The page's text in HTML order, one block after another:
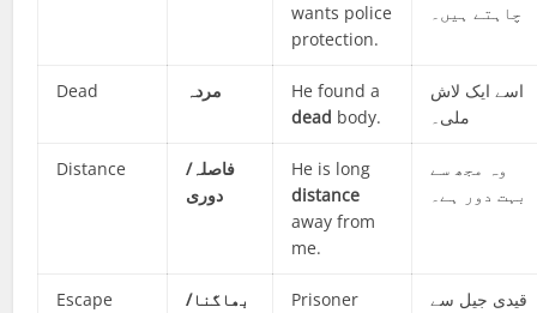
wants police
protection.
چاہتے ہیں۔
Dead مردہ
He found a
dead body.
اسے ایک لاش
ملی۔
Distance
فاصلہ/
دوری
He is long
distance
away from
me.
وہ مجھ سے
بہت دور ہے۔
Escape
بھاگنا/
Prisoner
قیدی جیل سے